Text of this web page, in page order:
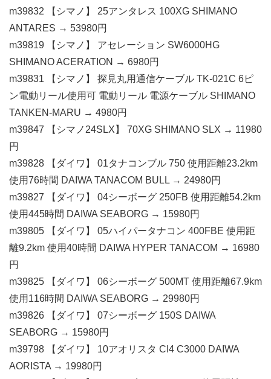
m39832 【シマノ】 25アンタレス 100XG SHIMANO
ANTARES → 53980円
m39819 【シマノ】 アセレーション SW6000HG
SHIMANO ACERATION → 6980円
m39831 【シマノ】 探見丸用通信ケーブル TK-021C 6ピ
ン電動リール使用可 電動リール 電源ケーブル SHIMANO
TANKEN-MARU → 4980円
m39847 【シマノ24SLX】 70XG SHIMANO SLX → 11980
円
m39828 【ダイワ】 01タナコンブル 750 使用距離23.2km
使用76時間 DAIWA TANACOM BULL → 24980円
m39827 【ダイワ】 04シーボーグ 250FB 使用距離54.2km
使用445時間 DAIWA SEABORG → 15980円
m39805 【ダイワ】 05ハイパータナコン 400FBE 使用距
離9.2km 使用40時間 DAIWA HYPER TANACOM → 16980
円
m39825 【ダイワ】 06シーボーグ 500MT 使用距離67.9km
使用116時間 DAIWA SEABORG → 29980円
m39826 【ダイワ】 07シーボーグ 150S DAIWA
SEABORG → 15980円
m39798 【ダイワ】 10アオリスタ CI4 C3000 DAIWA
AORISTA → 19980円